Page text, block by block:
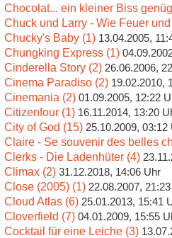
Chocolat... ein kleiner Biss
Chuck und Larry - Wie Feuer
Chucky's Baby (1) 13.04.2005,
Chungking Express (1)
Cinderella Story (2) 26.06.2006,
Cinema Paradiso (2) 19.02.2010,
Cinemania (2) 01.09.2005, 12:22
Citizenfour (1) 16.11.2014, 13:20
City of God (15) 25.10.2009, 03:12
Claire - Se souvenir des belles
Clerks - Die Ladenhüter (4)
Climax (2) 31.12.2018, 14:06 Uhr
Close (2005) (1) 22.08.2007,
Cloud Atlas (6) 25.01.2013, 15:41
Cloverfield (7) 04.01.2009, 15:55
Cocktail für eine Leiche (3)